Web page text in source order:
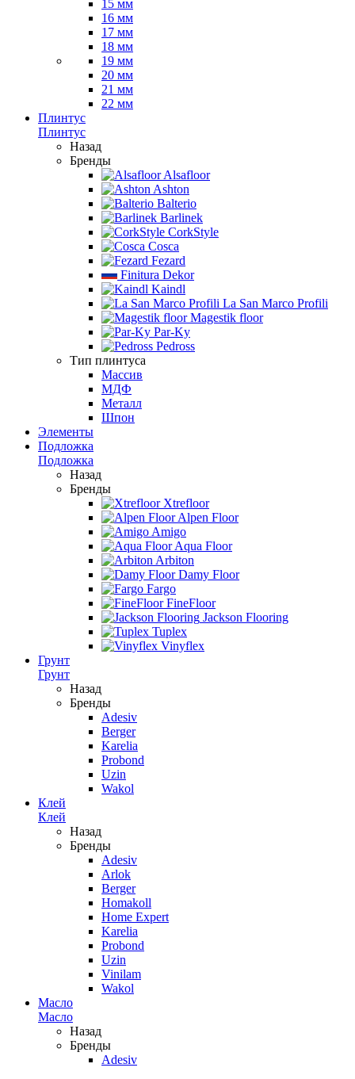
15 мм
16 мм
17 мм
18 мм
19 мм
20 мм
21 мм
22 мм
Плинтус
Плинтус
Назад
Бренды
Alsafloor
Ashton
Balterio
Barlinek
CorkStyle
Cosca
Fezard
Finitura Dekor
Kaindl
La San Marco Profili
Magestik floor
Par-Ky
Pedross
Тип плинтуса
Массив
МДФ
Металл
Шпон
Элементы
Подложка
Подложка
Назад
Бренды
Xtrefloor
Alpen Floor
Amigo
Aqua Floor
Arbiton
Damy Floor
Fargo
FineFloor
Jackson Flooring
Tuplex
Vinyflex
Грунт
Грунт
Назад
Бренды
Adesiv
Berger
Karelia
Probond
Uzin
Wakol
Клей
Клей
Назад
Бренды
Adesiv
Arlok
Berger
Homakoll
Home Expert
Karelia
Probond
Uzin
Vinilam
Wakol
Масло
Масло
Назад
Бренды
Adesiv